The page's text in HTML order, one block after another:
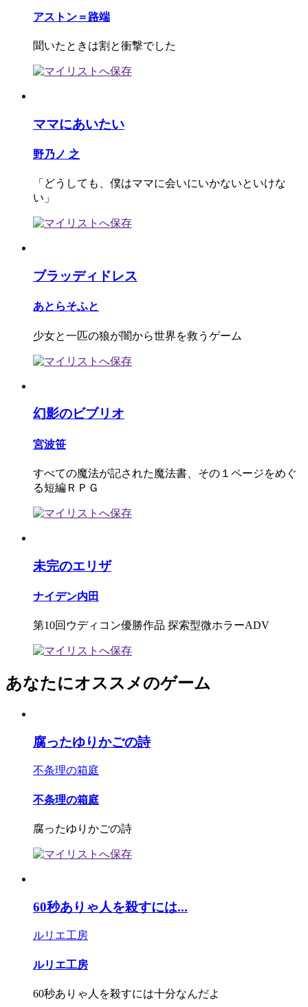
アストン＝路端
聞いたときは割と衝撃でした
ママにあいたい
野乃ノ 之
「どうしても、僕はママに会いにいかないといけな
い」
ブラッディドレス
あとらそふと
少女と一匹の狼が闇から世界を救うゲーム
幻影のビブリオ
宮波笹
すべての魔法が記された魔法書、その１ページをめぐ
る短編ＲＰＧ
未完のエリザ
ナイデン内田
第10回ウディコン優勝作品 探索型微ホラーADV
あなたにオススメのゲーム
腐ったゆりかごの詩
不条理の箱庭
不条理の箱庭
腐ったゆりかごの詩
60秒ありゃ人を殺すには...
ルリエ工房
ルリエ工房
60秒ありゃ人を殺すには十分なんだよ